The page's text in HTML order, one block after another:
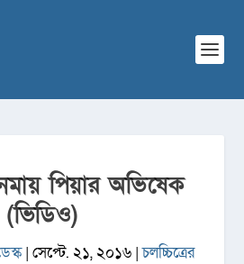
পিয়ার অভিষেক
(ভিডিও)
| সেপ্টে. ২১, ২০১৬ |চলচ্চিত্রের